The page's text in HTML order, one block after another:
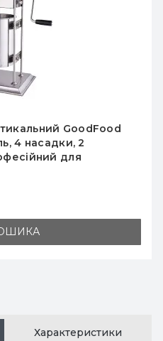
шприц для
30 л, нержавіюча
регулювання
Характеристики